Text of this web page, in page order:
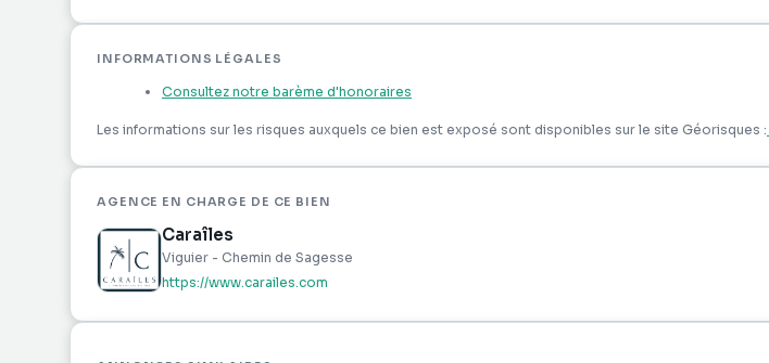
INFORMATIONS LÉGALES
Consultez notre barème d'honoraires
Les informations sur les risques auxquels ce bien est exposé sont disponibles sur le site Géorisques :
AGENCE EN CHARGE DE CE BIEN
Caraîles
Viguier - Chemin de Sagesse
https://www.carailes.com